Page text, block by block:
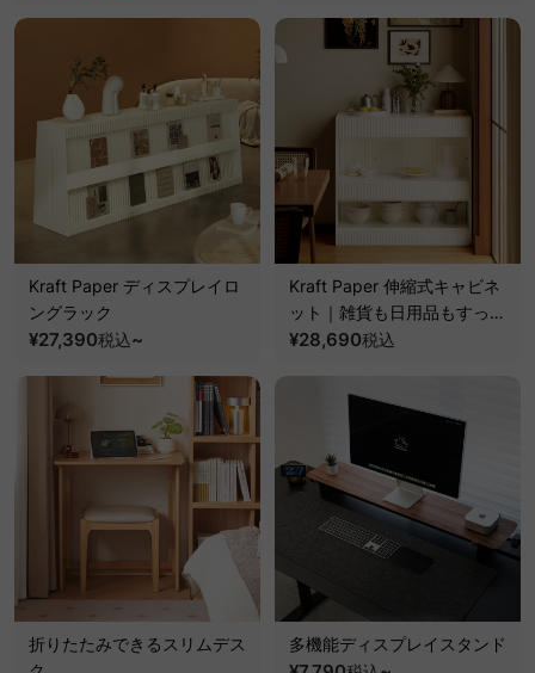
Kraft Paper ディスプレイロ
ングラック
¥27,390税込~
Kraft Paper 伸縮式キャビネ
ット｜雑貨も日用品もすっき
り収まる軽量収納棚
¥28,690税込
折りたたみできるスリムデス
多機能ディスプレイスタンド